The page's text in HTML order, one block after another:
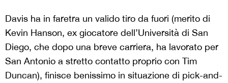
Davis ha in faretra un valido tiro da fuori (merito di
Kevin Hanson, ex giocatore dell’Università di San
Diego, che dopo una breve carriera, ha lavorato per
San Antonio a stretto contatto proprio con Tim
Duncan), finisce benissimo in situazione di pick-and-